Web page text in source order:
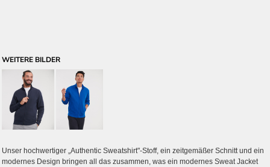
WEITERE BILDER
Unser hochwertiger „Authentic Sweatshirt"-Stoff, ein zeitgemäßer Schnitt und ein
modernes Design bringen all das zusammen, was ein modernes Sweat Jacket